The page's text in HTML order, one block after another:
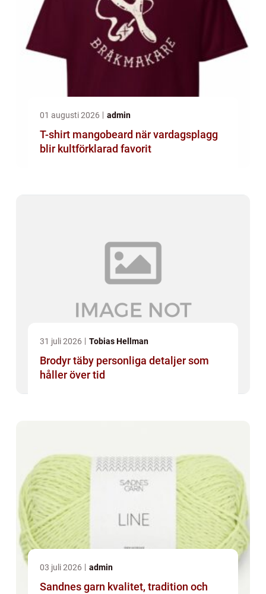
01 augusti 2026 admin
T-shirt mangobeard när vardagsplagg
blir kultförklarad favorit
31 juli 2026 Tobias Hellman
Brodyr täby personliga detaljer som
håller över tid
03 juli 2026 admin
Sandnes garn kvalitet, tradition och